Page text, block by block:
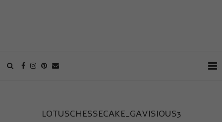
LOTUSCHESSECAKE_GAVISIOUS3